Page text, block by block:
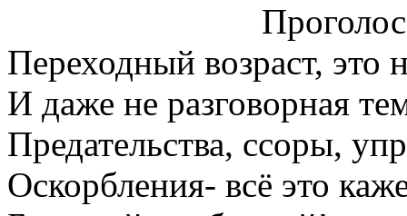
Переходный возраст, это
И даже не разговорная
Предательства, ссоры,
Оскорбления- всё это